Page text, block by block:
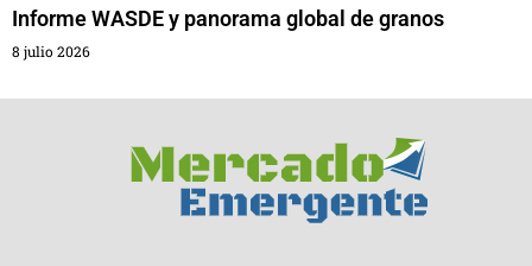
Informe WASDE y panorama global de granos
8 julio 2026